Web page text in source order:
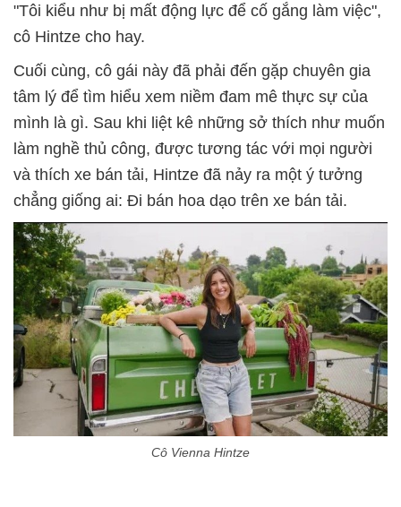
"Tôi kiểu như bị mất động lực để cố gắng làm việc",
cô Hintze cho hay.
Cuối cùng, cô gái này đã phải đến gặp chuyên gia
tâm lý để tìm hiểu xem niềm đam mê thực sự của
mình là gì. Sau khi liệt kê những sở thích như muốn
làm nghề thủ công, được tương tác với mọi người
và thích xe bán tải, Hintze đã nảy ra một ý tưởng
chẳng giống ai: Đi bán hoa dạo trên xe bán tải.
Cô Vienna Hintze